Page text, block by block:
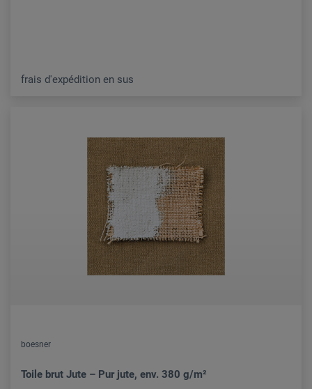
frais d'expédition en sus
boesner
Toile brut Jute – Pur jute, env. 380 g/m²